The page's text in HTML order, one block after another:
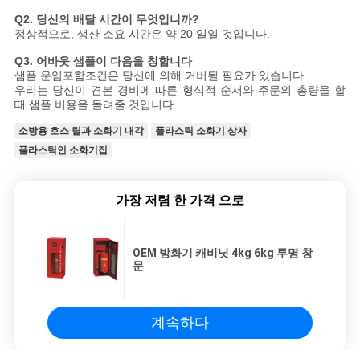
구
하
세
요
Q2. 당신의 배달 시간이 무엇입니까?
정상적으로, 생산 소요 시간은 약 20 일일 것입니다.
Q3. 어바웃 샘플이 다음을 칭합니다
샘플 운임포함조건은 당신에 의해 커버될 필요가 있습니다.
우리는 당신이 견본 경비에 따른 형식적 순서와 주문의 총량을 할
때 샘플 비용을 돌려줄 것입니다.
소방용 호스 릴과 소화기 내각
플라스틱 소화기 상자
플라스틱인 소화기집
가장 저렴 한 가격 으로
OEM 방화기 캐비닛 4kg 6kg 투명 창
문
계속하다